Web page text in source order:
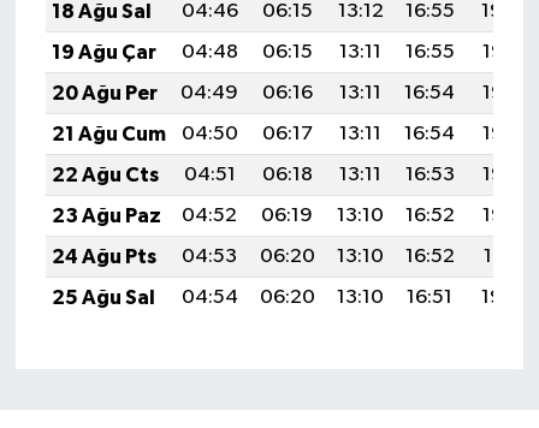
18 Ağu Sal
04:46 06:15 13:12 16:55
19:59
19 Ağu Çar
04:48 06:15 13:11 16:55
19:57
20 Ağu Per
04:49 06:16 13:11 16:54
19:56
21 Ağu Cum
04:50 06:17 13:11 16:54
19:55
22 Ağu Cts
04:51 06:18 13:11 16:53
19:53
23 Ağu Paz
04:52 06:19 13:10 16:52
19:52
24 Ağu Pts
04:53 06:20 13:10 16:52
19:51
25 Ağu Sal
04:54 06:20 13:10 16:51 19:49